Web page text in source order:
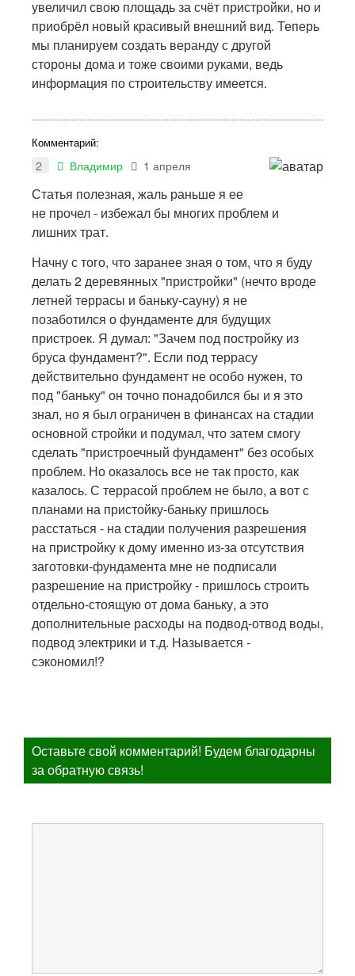
увеличил свою площадь за счёт пристройки, но и
приобрёл новый красивый внешний вид. Теперь
мы планируем создать веранду с другой
стороны дома и тоже своими руками, ведь
информация по строительству имеется.
Комментарий:
2 Владимир 1 апреля
Статья полезная, жаль раньше я ее
не прочел - избежал бы многих проблем и
лишних трат.
Начну с того, что заранее зная о том, что я буду
делать 2 деревянных "пристройки" (нечто вроде
летней террасы и баньку-сауну) я не
позаботился о фундаменте для будущих
пристроек. Я думал: "Зачем под постройку из
бруса фундамент?". Если под террасу
действительно фундамент не особо нужен, то
под "баньку" он точно понадобился бы и я это
знал, но я был ограничен в финансах на стадии
основной стройки и подумал, что затем смогу
сделать "пристроечный фундамент" без особых
проблем. Но оказалось все не так просто, как
казалось. С террасой проблем не было, а вот с
планами на пристойку-баньку пришлось
расстаться - на стадии получения разрешения
на пристройку к дому именно из-за отсутствия
заготовки-фундамента мне не подписали
разрешение на пристройку - пришлось строить
отдельно-стоящую от дома баньку, а это
дополнительные расходы на подвод-отвод воды,
подвод электрики и т.д. Называется -
сэкономил!?
Оставьте свой комментарий! Будем благодарны
за обратную связь!